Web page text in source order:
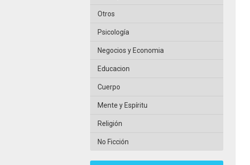
Otros
Psicología
Negocios y Economia
Educacion
Cuerpo
Mente y Espíritu
Religión
No Ficción